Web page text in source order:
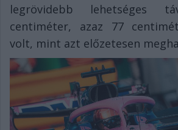
legrövidebb lehetséges
centiméter, azaz 77
volt, mint azt előzetesen